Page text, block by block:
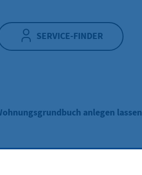
SERVICE-FINDER
anlegen lassen